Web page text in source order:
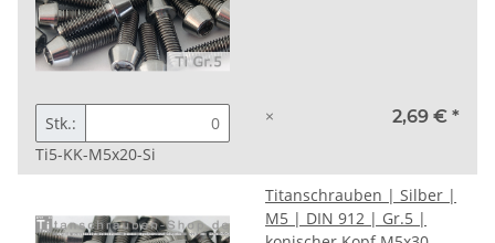
Stk.:
Ti5-KK-M5x20-Si
× 2,69 € *
Titanschrauben | Silber |
M5 | DIN 912 | Gr.5 |